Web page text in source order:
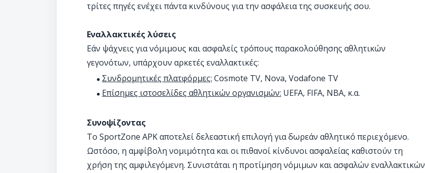
τρίτες πηγές ενέχει πάντα κινδύνους για την ασφάλεια της συσκευής σου.
Εναλλακτικές λύσεις
Εάν ψάχνεις για νόμιμους και ασφαλείς τρόπους παρακολούθησης αθλητικών
γεγονότων, υπάρχουν αρκετές εναλλακτικές:
Συνδρομητικές πλατφόρμες: Cosmote TV, Nova, Vodafone TV
Επίσημες ιστοσελίδες αθλητικών οργανισμών: UEFA, FIFA, NBA, κ.α.
Συνοψίζοντας
Το SportZone APK αποτελεί δελεαστική επιλογή για δωρεάν αθλητικό περιεχόμενο.
Ωστόσο, η αμφίβολη νομιμότητα και οι πιθανοί κίνδυνοι ασφαλείας καθιστούν τη
χρήση της αμφιλεγόμενη. Συνιστάται η προτίμηση νόμιμων και ασφαλών εναλλακτικών